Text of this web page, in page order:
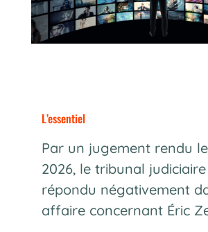
L’essentiel
Par un jugement rendu
2026, le tribunal
répondu négativement
affaire concernant Éric